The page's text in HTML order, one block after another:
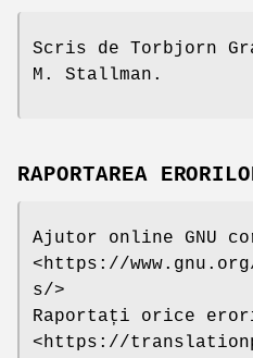
Scris de Torbjorn
M. Stallman.
RAPORTAREA
Ajutor online GNU
<https://
s/>
Raportați orice
<https://